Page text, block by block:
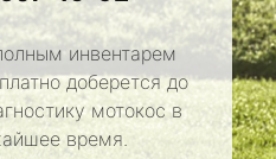
инвентарем
доберется до
мотокос в
время.